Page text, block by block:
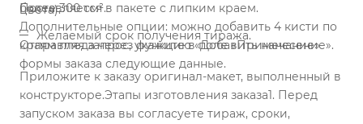
более 300 см².
Дополнительные опции: можно добавить 4 кисти по
краям пледа через функцию «Добавить нанесение».
Поставляется в пакете с липким краем.
Отправляя запрос, укажите в поле «Примечание»
формы заказа следующие данные.
цвета).
Желаемый срок получения тиража.
Приложите к заказу оригинал-макет, выполненный в
конструкторе.Этапы изготовления заказа1. Перед
запуском заказа вы согласуете тираж, сроки,